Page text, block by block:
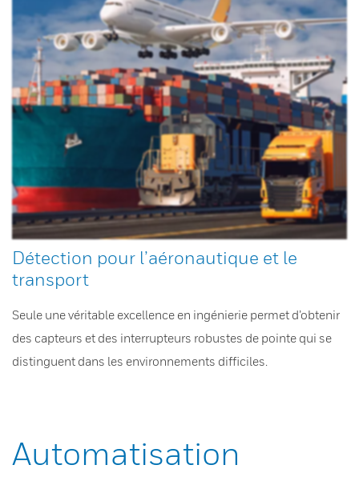
Détection pour l’aéronautique et le
transport
Seule une véritable excellence en ingénierie permet d’obtenir
des capteurs et des interrupteurs robustes de pointe qui se
distinguent dans les environnements difficiles.
Automatisation